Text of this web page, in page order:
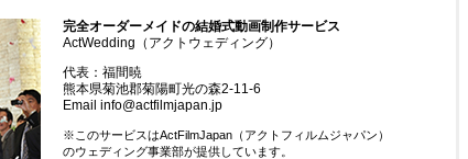
完全オーダーメイドの結婚式動画制作サービス
ActWedding（アクトウェディング）
代表： 福間暁
熊本県菊池郡菊陽町光の森2-11-6
Email info@actfilmjapan.jp
※このサービスはActFilmJapan（アクトフィルムジャパン）
のウェディング事業部が提供しています。